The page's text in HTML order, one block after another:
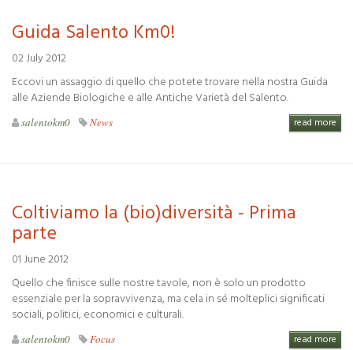
Guida Salento Km0!
02 July 2012
Eccovi un assaggio di quello che potete trovare nella nostra Guida
alle Aziende Biologiche e alle Antiche Varietà del Salento.
salentokm0 News read more
Coltiviamo la (bio)diversità - Prima
parte
01 June 2012
Quello che finisce sulle nostre tavole, non è solo un prodotto
essenziale per la sopravvivenza, ma cela in sé molteplici significati
sociali, politici, economici e culturali.
salentokm0 Focus read more